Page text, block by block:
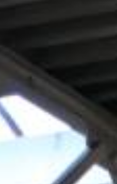
ANGEBOT ANFORDERN